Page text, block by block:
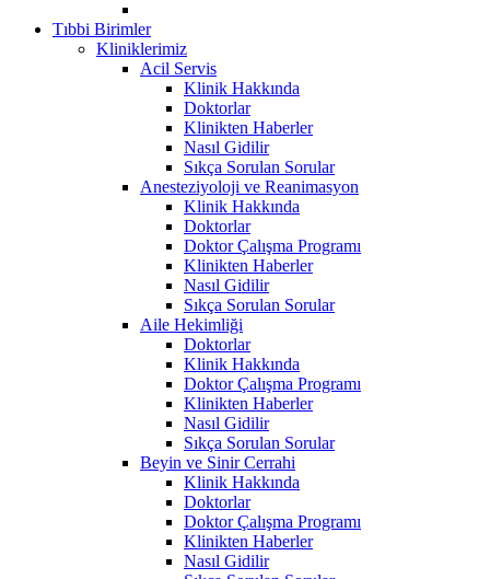
Tıbbi Birimler
Kliniklerimiz
Acil Servis
Klinik Hakkında
Doktorlar
Klinikten Haberler
Nasıl Gidilir
Sıkça Sorulan Sorular
Anesteziyoloji ve Reanimasyon
Klinik Hakkında
Doktorlar
Doktor Çalışma Programı
Klinikten Haberler
Nasıl Gidilir
Sıkça Sorulan Sorular
Aile Hekimliği
Doktorlar
Klinik Hakkında
Doktor Çalışma Programı
Klinikten Haberler
Nasıl Gidilir
Sıkça Sorulan Sorular
Beyin ve Sinir Cerrahi
Klinik Hakkında
Doktorlar
Doktor Çalışma Programı
Klinikten Haberler
Nasıl Gidilir